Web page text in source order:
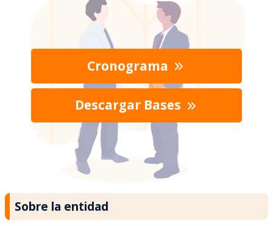
Cronograma
Descargar Bases
Sobre la entidad